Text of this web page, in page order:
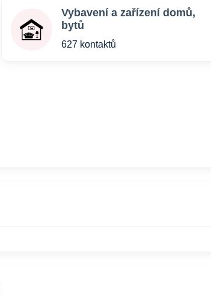
Vybavení a zařízení domů,
bytů
627 kontaktů